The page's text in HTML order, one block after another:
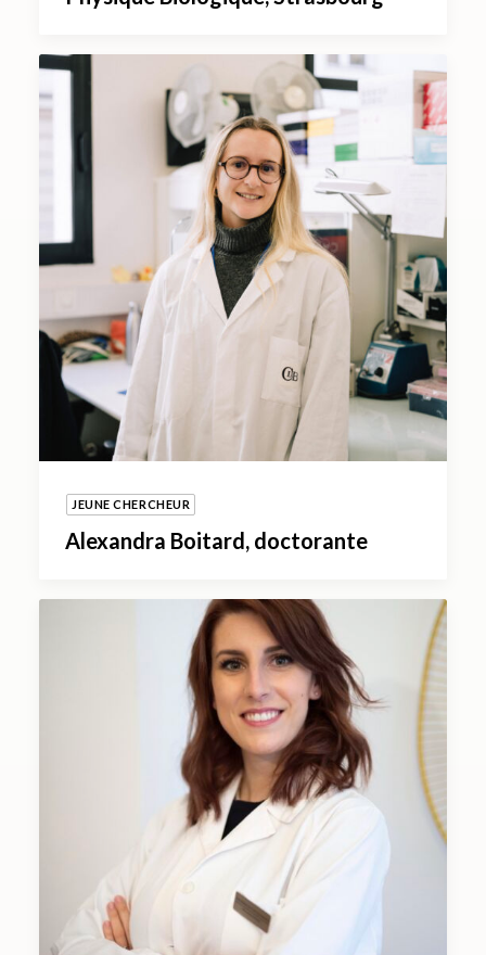
JEUNE CHERCHEUR
Alexandra Boitard, doctorante